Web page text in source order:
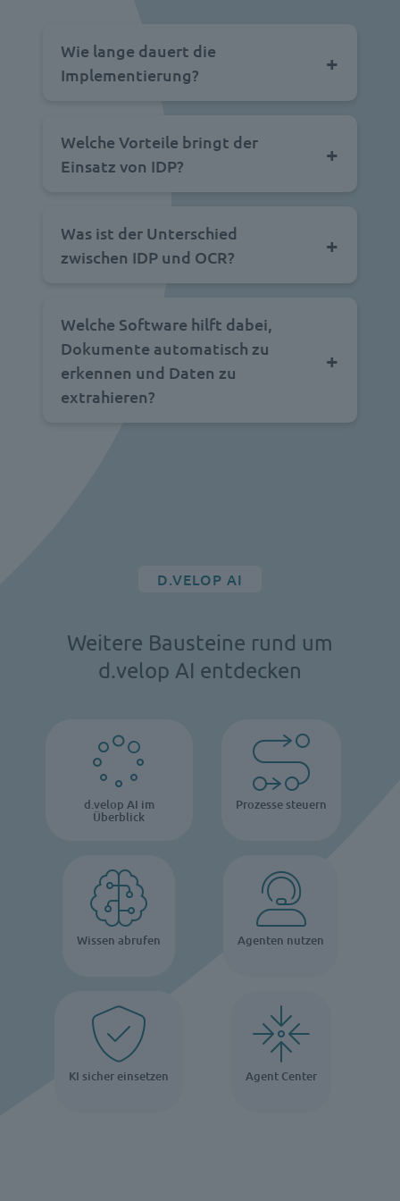
Wie lange dauert die
Implementierung?
Welche Vorteile bringt der
Einsatz von IDP?
Was ist der Unterschied
zwischen IDP und OCR?
Welche Software hilft dabei,
Dokumente automatisch zu
erkennen und Daten zu
extrahieren?
D.VELOP AI
Weitere Bausteine rund um
d.velop AI entdecken
d.velop AI im
Überblick
Prozesse steuern
Wissen abrufen Agenten nutzen
KI sicher einsetzen Agent Center